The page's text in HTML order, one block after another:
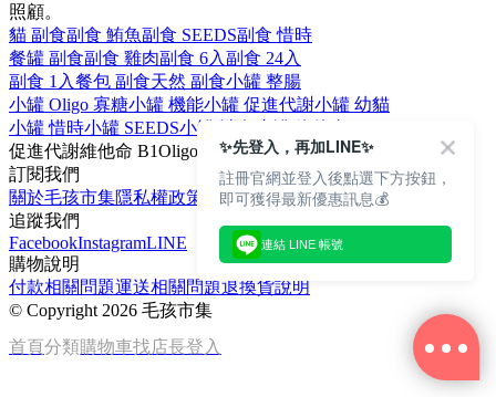
照顧。
貓 副食副食 鮪魚副食 SEEDS副食 惜時
餐罐 副食副食 雞肉副食 6入副食 24入
副食 1入餐包 副食天然 副食小罐 整腸
小罐 Oligo 寡糖小罐 機能小罐 促進代謝小罐 幼貓
小罐 惜時小罐 SEEDS小罐 消臭
促進代謝維他命 B1Oligo 寡糖惜時80克
訂閱我們
關於毛孩市集隱私權政策
文章
追蹤我們
FacebookInstagramLINE
購物說明
付款相關問題運送相關問題退換貨說明
© Copyright 2026 毛孩市集
首頁分類購物車找店長登入
✨先登入，再加LINE✨
註冊官網並登入後點選下方按鈕，
即可獲得最新優惠訊息💰
連結 LINE 帳號